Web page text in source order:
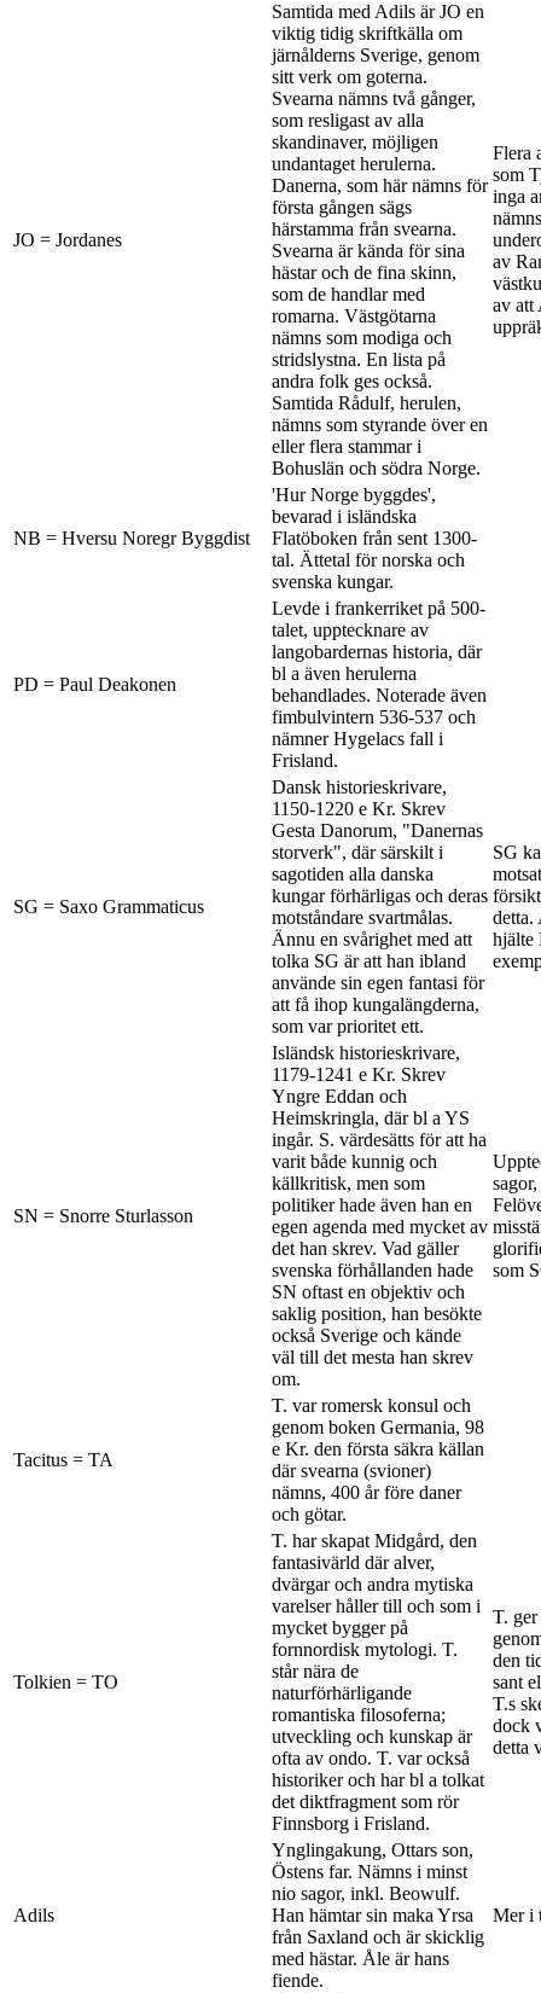
JO = Jordanes
Samtida med Adils är JO en
viktig tidig skriftkälla om
järnålderns Sverige, genom
sitt verk om goterna.
Svearna nämns två gånger,
som resligast av alla
skandinaver, möjligen
undantaget herulerna.
Danerna, som här nämns för
första gången sägs
härstamma från svearna.
Svearna är kända för sina
hästar och de fina skinn,
som de handlar med
romarna. Västgötarna
nämns som modiga och
stridslystna. En lista på
andra folk ges också.
Samtida Rådulf, herulen,
nämns som styrande över en
eller flera stammar i
Bohuslän och södra Norge.
Flera
som
inga
av
av att
NB = Hversu Noregr Byggdist
'Hur Norge byggdes',
bevarad i isländska
Flatöboken från sent 1300-
tal. Ättetal för norska och
svenska kungar.
PD = Paul Deakonen
Levde i frankerriket på 500-
talet, upptecknare av
langobardernas historia, där
bl a även herulerna
behandlades. Noterade även
fimbulvintern 536-537 och
nämner Hygelacs fall i
Frisland.
SG = Saxo Grammaticus
Dansk historieskrivare,
1150-1220 e Kr. Skrev
Gesta Danorum, "Danernas
storverk", där särskilt i
sagotiden alla danska
kungar förhärligas och deras
motståndare svartmålas.
Ännu en svårighet med att
tolka SG är att han ibland
använde sin egen fantasi för
att få ihop kungalängderna,
som var prioritet ett.
SG
detta.
hjälte
SN = Snorre Sturlasson
Isländsk historieskrivare,
1179-1241 e Kr. Skrev
Yngre Eddan och
Heimskringla, där bl a YS
ingår. S. värdesätts för att ha
varit både kunnig och
källkritisk, men som
politiker hade även han en
egen agenda med mycket av
det han skrev. Vad gäller
svenska förhållanden hade
SN oftast en objektiv och
saklig position, han besökte
också Sverige och kände
väl till det mesta han skrev
om.
som
Tacitus = TA
T. var romersk konsul och
genom boken Germania, 98
e Kr. den första säkra källan
där svearna (svioner)
nämns, 400 år före daner
och götar.
Tolkien = TO
T. har skapat Midgård, den
fantasivärld där alver,
dvärgar och andra mytiska
varelser håller till och som i
mycket bygger på
fornnordisk mytologi. T.
står nära de
naturförhärligande
romantiska filosoferna;
utveckling och kunskap är
ofta av ondo. T. var också
historiker och har bl a tolkat
det diktfragment som rör
Finnsborg i Frisland.
T.
den
sant
T.s
dock
detta
Adils
Ynglingakung, Ottars son,
Östens far. Nämns i minst
nio sagor, inkl. Beowulf.
Han hämtar sin maka Yrsa
från Saxland och är skicklig
med hästar. Åle är hans
fiende.
Mer i